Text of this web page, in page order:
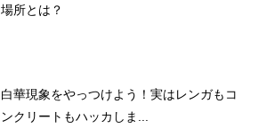
場所とは？
白華現象をやっつけよう！実はレンガもコ
ンクリートもハッカしま...